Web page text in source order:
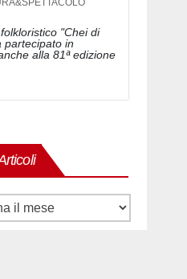
"Chei di
partecipato in
alla 81ª edizione